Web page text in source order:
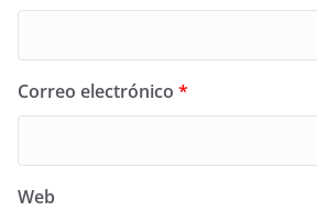
Correo electrónico *
Web